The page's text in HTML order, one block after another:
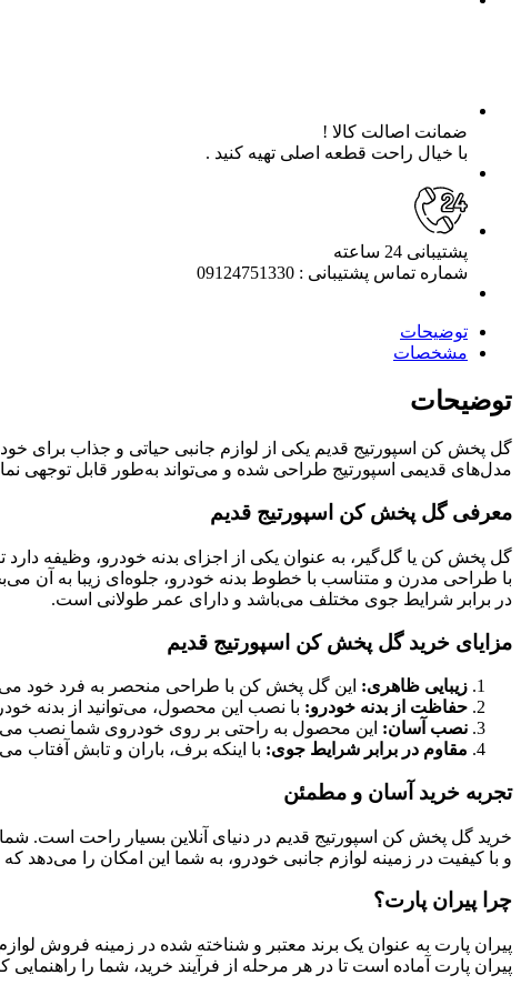
ضمانت اصالت کالا !
با خیال راحت قطعه اصلی تهیه کنید .
پشتیبانی 24 ساعته
شماره تماس پشتیبانی : 09124751330
توضیحات
مشخصات
توضیحات
گل پخش کن اسپورتیج قدیم یکی از لوازم جانبی حیاتی و جذاب برای
مدل‌های قدیمی اسپورتیج طراحی شده و می‌تواند به‌طور قابل توجهی
معرفی گل پخش کن اسپورتیج قدیم
گل پخش کن یا گل‌گیر، به عنوان یکی از اجزای بدنه خودرو، وظیفه
با طراحی مدرن و متناسب با خطوط بدنه خودرو، جلوه‌ای زیبا به آن
در برابر شرایط جوی مختلف می‌باشد و دارای عمر طولانی است.
مزایای خرید گل پخش کن اسپورتیج قدیم
زیبایی ظاهری: این گل پخش کن با طراحی منحصر به فرد خود
حفاظت از بدنه خودرو: با نصب این محصول، می‌توانید از بدنه
نصب آسان: این محصول به راحتی بر روی خودروی شما نصب
مقاوم در برابر شرایط جوی: با اینکه برف، باران و تابش
تجربه خرید آسان و مطمئن
خرید گل پخش کن اسپورتیج قدیم در دنیای آنلاین بسیار راحت است. شما
و با کیفیت در زمینه لوازم جانبی خودرو، به شما این امکان را می‌دهد
چرا پیران پارت؟
پیران پارت به عنوان یک برند معتبر و شناخته شده در زمینه فروش
پیران پارت آماده است تا در هر مرحله از فرآیند خرید، شما را